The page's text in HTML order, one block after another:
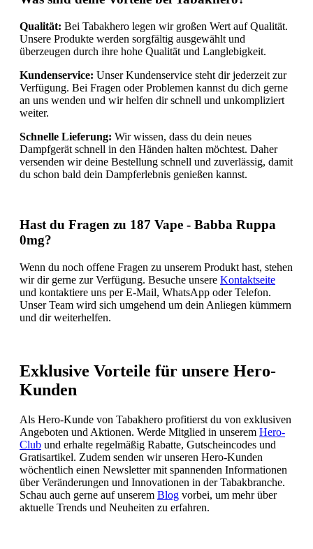
Qualität: Bei Tabakhero legen wir großen Wert auf Qualität.
Unsere Produkte werden sorgfältig ausgewählt und
überzeugen durch ihre hohe Qualität und Langlebigkeit.
Kundenservice: Unser Kundenservice steht dir jederzeit zur
Verfügung. Bei Fragen oder Problemen kannst du dich gerne
an uns wenden und wir helfen dir schnell und unkompliziert
weiter.
Schnelle Lieferung: Wir wissen, dass du dein neues
Dampfgerät schnell in den Händen halten möchtest. Daher
versenden wir deine Bestellung schnell und zuverlässig, damit
du schon bald dein Dampferlebnis genießen kannst.
Hast du Fragen zu 187 Vape - Babba Ruppa
0mg?
Wenn du noch offene Fragen zu unserem Produkt hast, stehen
wir dir gerne zur Verfügung. Besuche unsere Kontaktseite
und kontaktiere uns per E-Mail, WhatsApp oder Telefon.
Unser Team wird sich umgehend um dein Anliegen kümmern
und dir weiterhelfen.
Exklusive Vorteile für unsere Hero-
Kunden
Als Hero-Kunde von Tabakhero profitierst du von exklusiven
Angeboten und Aktionen. Werde Mitglied in unserem Hero-
Club und erhalte regelmäßig Rabatte, Gutscheincodes und
Gratisartikel. Zudem senden wir unseren Hero-Kunden
wöchentlich einen Newsletter mit spannenden Informationen
über Veränderungen und Innovationen in der Tabakbranche.
Schau auch gerne auf unserem Blog vorbei, um mehr über
aktuelle Trends und Neuheiten zu erfahren.